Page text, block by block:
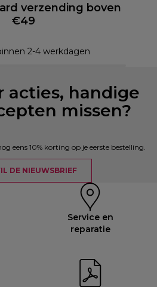
verzending boven
€49
2-4 werkdagen
acties, handige
missen?
eens 10% korting op je eerste bestelling.
DE NIEUWSBRIEF
Service en
reparatie